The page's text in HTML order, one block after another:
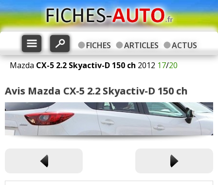
FICHES ARTICLES
ACTUS
Mazda CX-5 2.2 Skyactiv-D 150 ch 2012 17/20
Avis Mazda CX-5 2.2 Skyactiv-D 150 ch